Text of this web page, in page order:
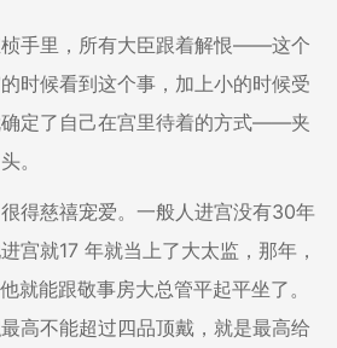
手里，所有大臣跟着解恨——这个
时候看到这个事，加上小的时候受
定了自己在宫里待着的方式——夹
。
得慈禧宠爱。一般人进宫没有30年
宫就17 年就当上了大太监，那年，
就能跟敬事房大总管平起平坐了。
高不能超过四品顶戴，就是最高给